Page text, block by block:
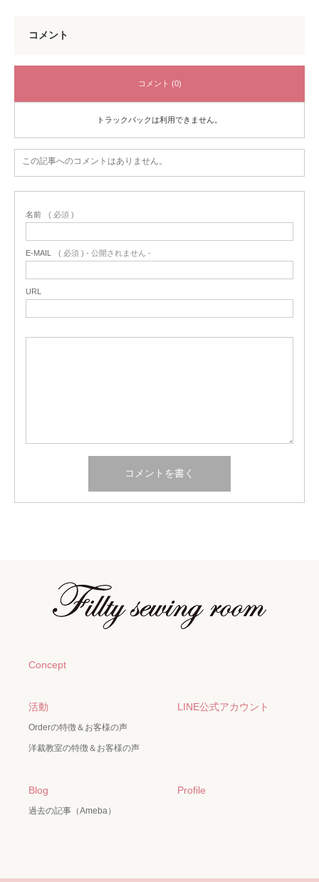
コメント
コメント (0)
トラックバックは利用できません。
この記事へのコメントはありません。
名前 ( 必須 )
E-MAIL ( 必須 ) - 公開されません -
URL
Concept
活動
Orderの特徴＆お客様の声
洋裁教室の特徴＆お客様の声
LINE公式アカウント
Blog
過去の記事（Ameba）
Profile